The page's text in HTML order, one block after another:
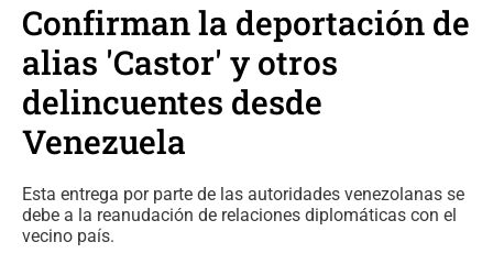
Confirman la deportación de
alias 'Castor' y otros
delincuentes desde
Venezuela
Esta entrega por parte de las autoridades venezolanas se
debe a la reanudación de relaciones diplomáticas con el
vecino país.